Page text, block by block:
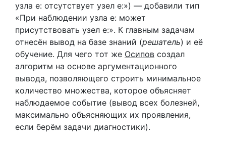
узла e: отсутствует узел e:») — добавили тип
«При наблюдении узла e: может
присутствовать узел e:». К главным задачам
отнесён вывод на базе знаний (решатель) и её
обучение. Для чего тот же Осипов создал
алгоритм на основе аргументационного
вывода, позволяющего строить минимальное
количество множества, которое объясняет
наблюдаемое событие (вывод всех болезней,
максимально объясняющих их проявления,
если берём задачи диагностики).